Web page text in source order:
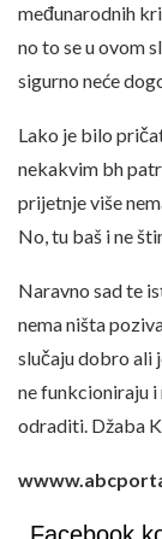
međunarodnih
no to se u ovom
sigurno neće
Lako je bilo
nekakvim bh
prijetnje više
No, tu baš i ne
Naravno sad te
nema ništa
slučaju dobro ali
ne funkcioniraju
odraditi. Džaba